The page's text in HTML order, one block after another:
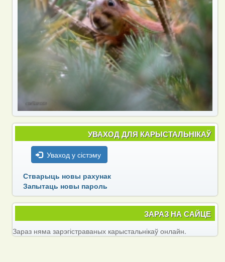
УВАХОД ДЛЯ КАРЫСТАЛЬНІКАЎ
Уваход у сістэму
Стварыць новы рахунак
Запытаць новы пароль
ЗАРАЗ НА САЙЦЕ
Зараз няма зарэгістраваных карыстальнікаў онлайн.